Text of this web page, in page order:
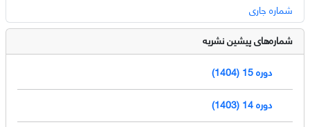
شماره جاری
شماره‌های پیشین نشریه
دوره 15 (1404)
دوره 14 (1403)